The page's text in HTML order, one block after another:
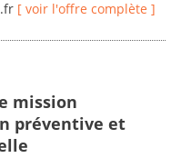
[ voir l'offre complète ]
mission
préventive et